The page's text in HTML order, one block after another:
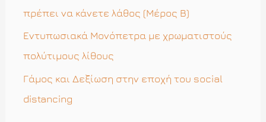
πρέπει να κάνετε λάθος (Μέρος Β)
Εντυπωσιακά Μονόπετρα με χρωματιστούς
πολύτιμους λίθους
Γάμος και Δεξίωση στην εποχή του social
distancing